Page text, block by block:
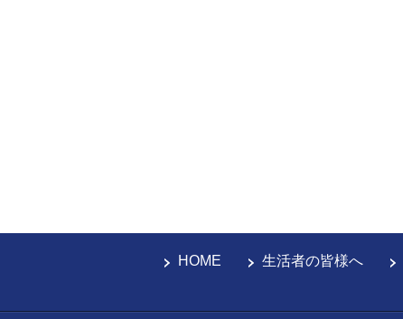
HOME 生活者の皆様へ